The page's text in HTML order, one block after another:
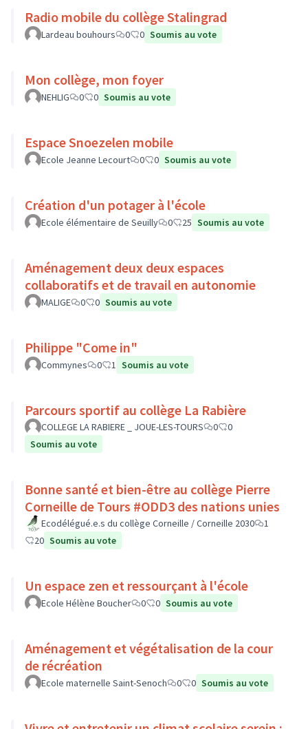
Radio mobile du collège Stalingrad
Lardeau bouhours 0 0 Soumis au vote
Mon collège, mon foyer
NEHLIG 0 0 Soumis au vote
Espace Snoezelen mobile
Ecole Jeanne Lecourt 0 0 Soumis au vote
Création d'un potager à l'école
Ecole élémentaire de Seuilly 0 25 Soumis au vote
Aménagement deux deux espaces
collaboratifs et de travail en autonomie
MALIGE 0 0 Soumis au vote
Philippe "Come in"
Commynes 0 1 Soumis au vote
Parcours sportif au collège La Rabière
COLLEGE LA RABIERE _ JOUE-LES-TOURS 0
0
Soumis au vote
Bonne santé et bien-être au collège Pierre
Corneille de Tours #ODD3 des nations unies
Ecodélégué.e.s du collège Corneille / Corneille 2030
1
20 Soumis au vote
Un espace zen et ressourçant à l'école
Ecole Hélène Boucher 0 0 Soumis au vote
Aménagement et végétalisation de la cour
de récréation
Ecole maternelle Saint-Senoch 0 0 Soumis au vote